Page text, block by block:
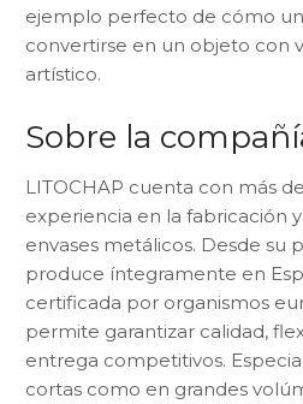
ejemplo perfecto de cómo
convertirse en un objeto con
artístico.
Sobre la
LITOCHAP cuenta con más
experiencia en la fabricación
envases metálicos. Desde su
produce íntegramente en
certificada por organismos
permite garantizar calidad,
entrega competitivos.
cortas como en grandes